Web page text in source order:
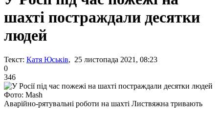
шахті постраждали десятки
людей
Текст: Катя Юськів, 25 листопада 2021, 08:23
0
346
Фото: Mash
Аварійно-рятувальні роботи на шахті Листвяжна тривають